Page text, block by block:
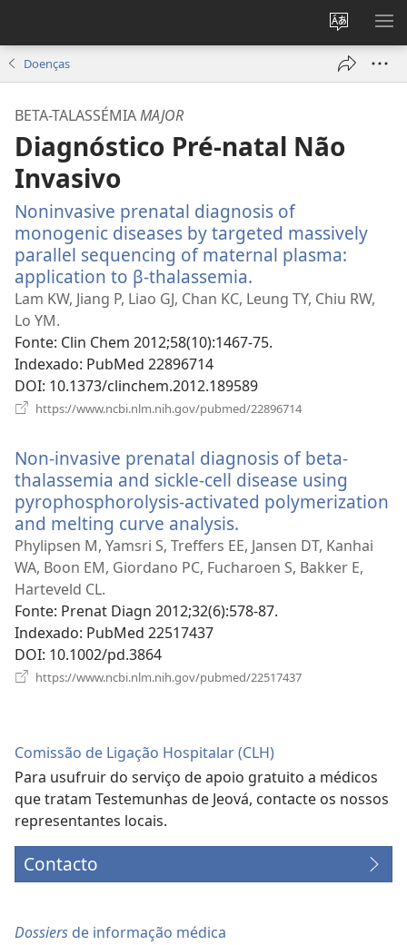
Alterar
a
língua
Doenças
BETA-TALASSÉMIAMAJOR
Diagnóstico Pré-natal Não
Invasivo
Noninvasive prenatal diagnosis of
monogenic diseases by targeted massively
parallel sequencing of maternal plasma:
application to β-thalassemia.
uma
janela)
Lam KW, Jiang P, Liao GJ, Chan KC, Leung TY, Chiu RW,
Lo YM.
Fonte‎: Clin Chem 2012;58(10):1467-75.
Indexado‎: PubMed 22896714
DOI‎: 10.1373/clinchem.2012.189589
https://www.ncbi.nlm.nih.gov/pubmed/22896714
janela)
Non-invasive prenatal diagnosis of beta-
thalassemia and sickle-cell disease using
pyrophosphorolysis-activated polymerization
and melting curve analysis.
uma
nova
Phylipsen M, Yamsri S, Treffers EE, Jansen DT, Kanhai
WA, Boon EM, Giordano PC, Fucharoen S, Bakker E,
Harteveld CL.
Fonte‎: Prenat Diagn 2012;32(6):578-87.
Indexado‎: PubMed 22517437
DOI‎: 10.1002/pd.3864
https://www.ncbi.nlm.nih.gov/pubmed/22517437
Comissão de Ligação Hospitalar (CLH)
Para usufruir do serviço de apoio gratuito a médicos
que tratam Testemunhas de Jeová, contacte os nossos
representantes locais.
Contacto
Dossiers de informação médica